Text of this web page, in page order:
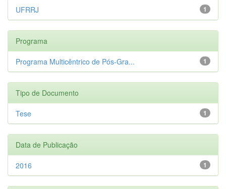
1
UFRRJ
Programa
1
Programa Multicêntrico de Pós-Gra...
Tipo de Documento
1
Tese
Data de Publicação
1
2016